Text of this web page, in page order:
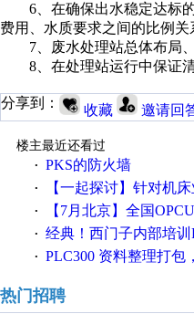
6、在确保出水稳定达标的
费用、水质要求之间的比例关
7、废水处理站总体布局、
8、在处理站运行中保证清
分享到： 收藏 邀请回
楼主最近还看过
· PKS的防火墙
· 【一起探讨】针对机床业的伺服系统发展，
· 【7月北京】全国OPCUA与工业互联
· 经典！西门子内部培训
· PLC300 资料整理打包
热门招聘